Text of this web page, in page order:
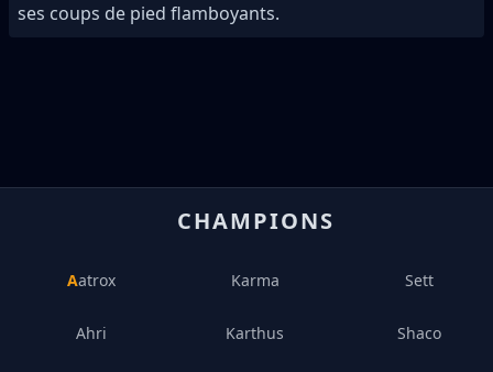
ses coups de pied flamboyants.
CHAMPIONS
Aatrox
Ahri
Karma
Karthus
Sett
Shaco